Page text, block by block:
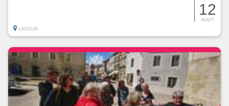
12
AOUT
LAUZUN